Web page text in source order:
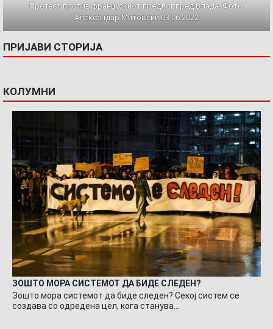
Протест против францускиот предлог пред Влада. Фото:
Александар Митовски,03.06.2022
ПРИЈАВИ СТОРИЈА
КОЛУМНИ
ЗОШТО МОРА СИСТЕМОТ ДА БИДЕ СЛЕДЕН?
Зошто мора системот да биде следен? Секој систем се
создава со одредена цел, кога станува…